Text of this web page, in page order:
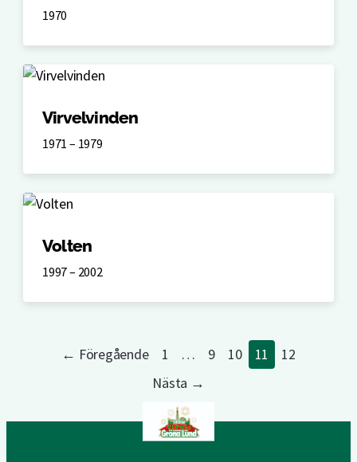
1970
Virvelvinden
1971 – 1979
Volten
1997 – 2002
← Föregående 1 … 9 10 11
12
Nästa →